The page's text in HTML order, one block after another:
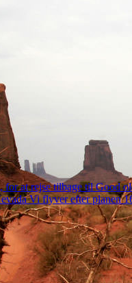
for at rejse tilbage til Good
Vi flyver efter planen